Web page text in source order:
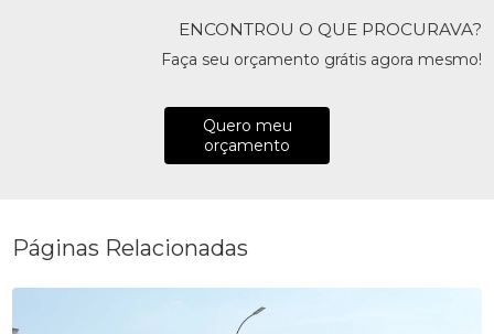
ENCONTROU O QUE PROCURAVA?
Faça seu orçamento grátis agora mesmo!
Quero meu
orçamento
Páginas Relacionadas